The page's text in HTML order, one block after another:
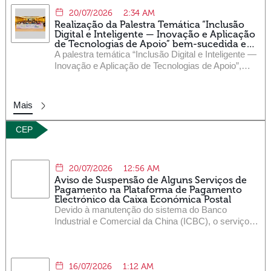
20/07/2026 2:34 AM
Realização da Palestra Temática “Inclusão
Digital e Inteligente — Inovação e Aplicação
de Tecnologias de Apoio” bem-sucedida em
prol da construção de uma sociedade
inclusiva
A palestra temática “Inclusão Digital e Inteligente —
Inovação e Aplicação de Tecnologias de Apoio”,
Mais
CEP
20/07/2026 12:56 AM
Aviso de Suspensão de Alguns Serviços de
Pagamento na Plataforma de Pagamento
Electrónico da Caixa Económica Postal
Devido à manutenção do sistema do Banco
Industrial e Comercial da China (ICBC), o serviço
suspenso para os seguintes métodos de
16/07/2026 1:12 AM